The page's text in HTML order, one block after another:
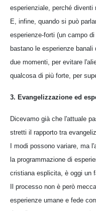
esperienziale, perché diventi
E, infine, quando si può
esperienze-forti (un campo
bastano le esperienze banali
due momenti, per evitare
qualcosa di più forte, per
3. Evangelizzazione ed
Dicevamo già che l'attuale
stretti il rapporto tra
I modi possono variare, ma
la programmazione di
cristiana esplicita, è oggi un
Il processo non è però
esperienze umane e fede